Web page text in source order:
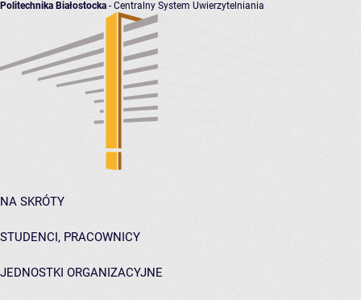
Politechnika Białostocka - Centralny System Uwierzytelniania
NA SKRÓTY
STUDENCI, PRACOWNICY
JEDNOSTKI ORGANIZACYJNE